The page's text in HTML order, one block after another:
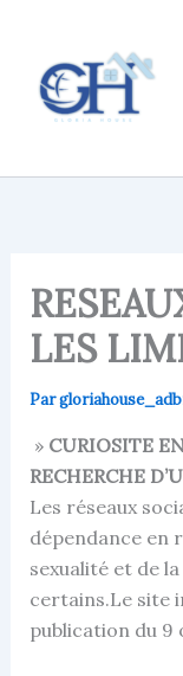
contenu
LES
Par
» CURIOSITE
RECHERCHE
Les réseaux
dépendance en
sexualité et de
certains.Le site
publication du 9